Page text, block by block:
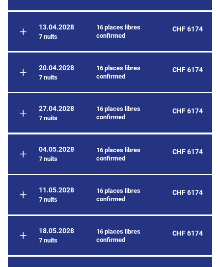
13.04.2028
7 nuits
16 places libres
confirmed
CHF 6174
20.04.2028
7 nuits
16 places libres
confirmed
CHF 6174
27.04.2028
7 nuits
16 places libres
confirmed
CHF 6174
04.05.2028
7 nuits
16 places libres
confirmed
CHF 6174
11.05.2028
7 nuits
16 places libres
confirmed
CHF 6174
18.05.2028
7 nuits
16 places libres
confirmed
CHF 6174